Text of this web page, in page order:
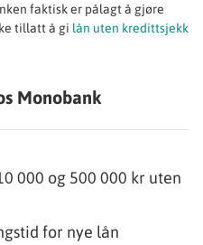
faktisk er pålagt å gjøre
tillatt å gi lån uten kredittsjekk
Monobank
000 og 500 000 kr uten
for nye lån